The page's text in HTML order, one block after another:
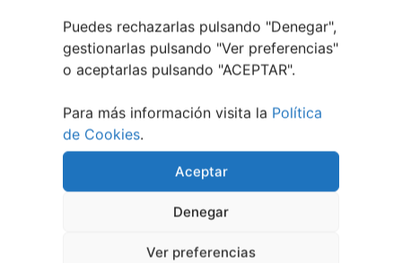
Puedes rechazarlas pulsando "Denegar",
gestionarlas pulsando "Ver preferencias"
o aceptarlas pulsando "ACEPTAR".
Para más información visita la Política
de Cookies.
Aceptar
Denegar
Ver preferencias
Festival Noites Teatrais de Vilamarín 2026
12 julio, 2026